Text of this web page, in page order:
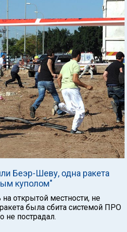
Беэр-Шеву, одна ракета
куполом"
открытой местности, не
была сбита системой ПРО
не пострадал.